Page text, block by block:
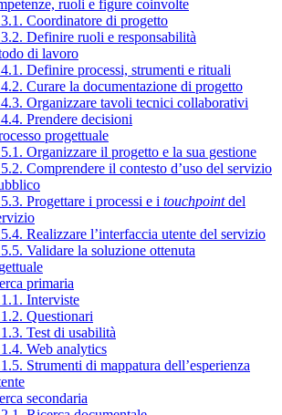
ruoli e figure coinvolte
Coordinatore di progetto
Definire ruoli e responsabilità
di lavoro
Definire processi, strumenti e rituali
Curare la documentazione di progetto
Organizzare tavoli tecnici collaborativi
Prendere decisioni
progettuale
Organizzare il progetto e la sua gestione
Comprendere il contesto d’uso del servizio
Progettare i processi e i touchpointdel
Realizzare l’interfaccia utente del servizio
Validare la soluzione ottenuta
primaria
Interviste
Questionari
Test di usabilità
Web analytics
Strumenti di mappatura dell’esperienza
secondaria